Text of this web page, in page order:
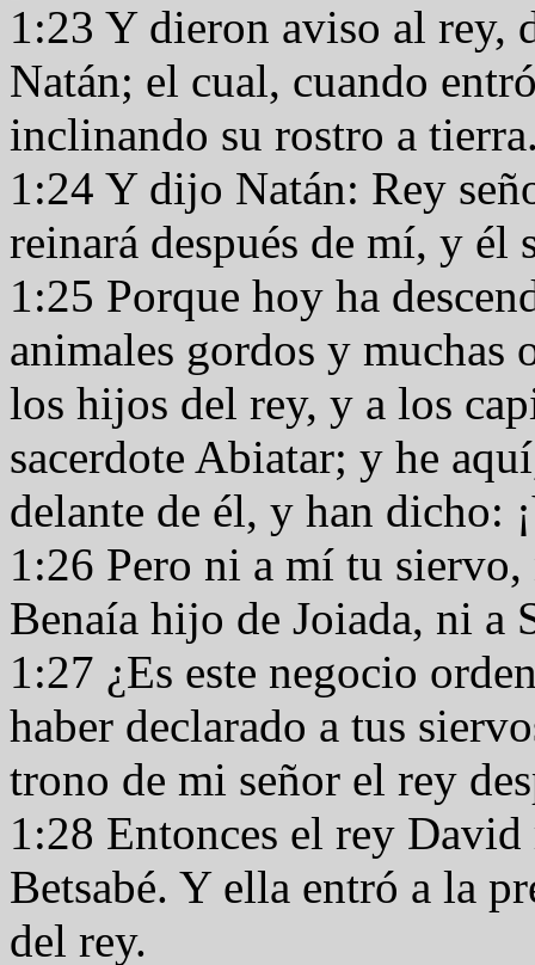
1:23 Y dieron aviso al rey,
Natán; el cual, cuando
inclinando su rostro a
1:24 Y dijo Natán: Rey
reinará después de mí, y él
1:25 Porque hoy ha
animales gordos y muchas
los hijos del rey, y a los
sacerdote Abiatar; y he
delante de él, y han dicho:
1:26 Pero ni a mí tu
Benaía hijo de Joiada, ni
1:27 ¿Es este negocio
haber declarado a tus
trono de mi señor el rey
1:28 Entonces el rey
Betsabé. Y ella entró a la
del rey.